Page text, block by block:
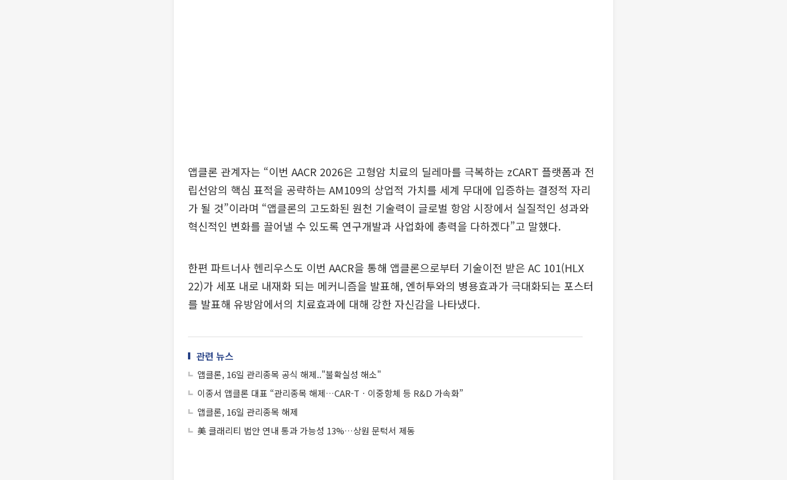
앱클론 관계자는 “이번 AACR 2026은 고형암 치료의 딜레마를 극복하는 zCART 플랫폼과 전
립선암의 핵심 표적을 공략하는 AM109의 상업적 가치를 세계 무대에 입증하는 결정적 자리
가 될 것”이라며 “앱클론의 고도화된 원천 기술력이 글로벌 항암 시장에서 실질적인 성과와
혁신적인 변화를 끌어낼 수 있도록 연구개발과 사업화에 총력을 다하겠다”고 말했다.
한편 파트너사 헨리우스도 이번 AACR을 통해 앱클론으로부터 기술이전 받은 AC 101(HLX
22)가 세포 내로 내재화 되는 메커니즘을 발표해, 엔허투와의 병용효과가 극대화되는 포스터
를 발표해 유방암에서의 치료효과에 대해 강한 자신감을 나타냈다.
관련 뉴스
앱클론, 16일 관리종목 공식 해제.."불확실성 해소"
이종서 앱클론 대표 “관리종목 해제…CAR-Tㆍ이중항체 등 R&D 가속화”
앱클론, 16일 관리종목 해제
美 클래리티 법안 연내 통과 가능성 13%…상원 문턱서 제동